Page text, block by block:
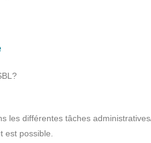
les différentes tâches
est possible.